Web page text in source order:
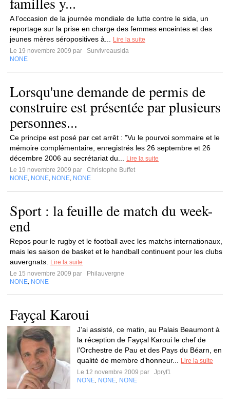
A l'occasion de la journée mondiale de lutte contre le sida, un
reportage sur la prise en charge des femmes enceintes et des
jeunes mères séropositives à...
Lire la suite
Le 19 novembre 2009 par
Survivreausida
NONE
Lorsqu'une demande de permis de
construire est présentée par plusieurs
personnes...
Ce principe est posé par cet arrêt : "Vu le pourvoi sommaire et le
mémoire complémentaire, enregistrés les 26 septembre et 26
décembre 2006 au secrétariat du...
Lire la suite
Le 19 novembre 2009 par
Christophe Buffet
NONE NONE NONE NONE
Sport : la feuille de match du week-
end
Repos pour le rugby et le football avec les matchs internationaux,
mais les saison de basket et le handball continuent pour les clubs
auvergnats.
Lire la suite
Le 15 novembre 2009 par
Philauvergne
NONE NONE
Fayçal Karoui
J’ai assisté, ce matin, au Palais Beaumont à
la réception de Fayçal Karoui le chef de
l’Orchestre de Pau et des Pays du Béarn, en
qualité de membre d’honneur...
Lire la suite
Le 12 novembre 2009 par
Jpryf1
NONE NONE NONE